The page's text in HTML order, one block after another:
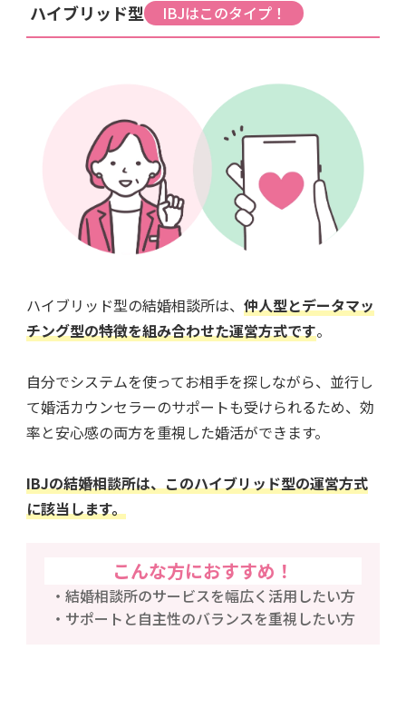
ハイブリッド型 IBJはこのタイプ！
ハイブリッド型の結婚相談所は、 仲人型とデータマッ
チング型の特徴を組み合わせた運営方式です。
自分でシステムを使ってお相手を探しながら、並行し
て婚活カウンセラーのサポートも受けられるため、効
率と安心感の両方を重視した婚活ができます。
IBJの結婚相談所は、このハイブリッド型の運営方式
に該当します。
こんな方におすすめ！
結婚相談所のサービスを幅広く活用したい方
サポートと自主性のバランスを重視したい方